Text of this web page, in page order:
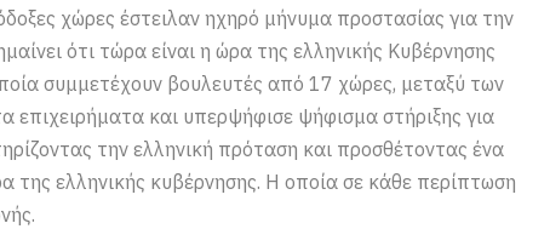
χώρες έστειλαν ηχηρό μήνυμα προστασίας για την
ότι τώρα είναι η ώρα της ελληνικής Κυβέρνησης
συμμετέχουν βουλευτές από 17 χώρες, μεταξύ των
επιχειρήματα και υπερψήφισε ψήφισμα στήριξης για
την ελληνική πρόταση και προσθέτοντας ένα
της ελληνικής κυβέρνησης. Η οποία σε κάθε περίπτωση